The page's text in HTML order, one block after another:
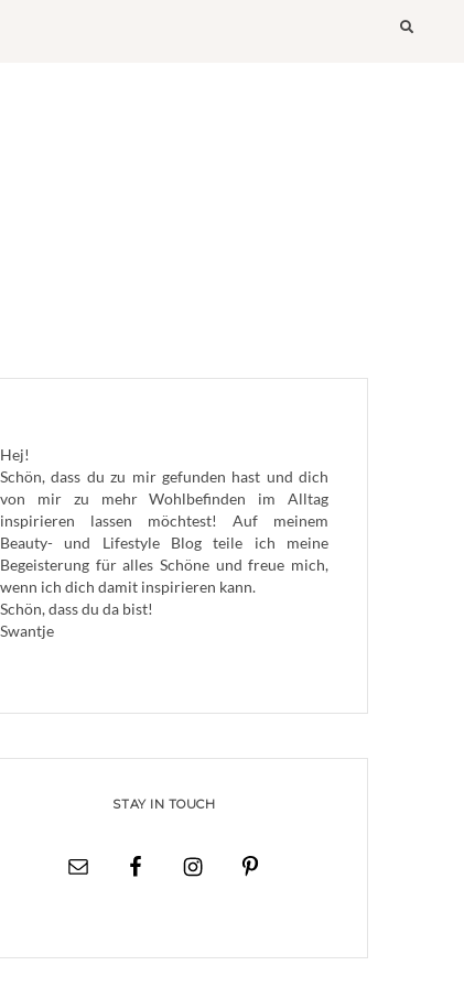
Hej!
Schön, dass du zu mir gefunden hast und dich
von mir zu mehr Wohlbefinden im Alltag
inspirieren lassen möchtest! Auf meinem
Beauty- und Lifestyle Blog teile ich meine
Begeisterung für alles Schöne und freue mich,
wenn ich dich damit inspirieren kann.
Schön, dass du da bist!
Swantje
STAY IN TOUCH